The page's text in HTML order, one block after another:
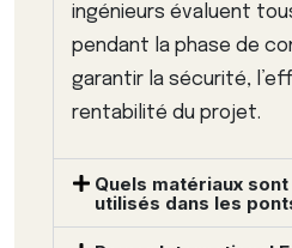
ingénieurs évaluent
pendant la phase de
garantir la sécurité,
rentabilité du projet.
Quels matériaux
utilisés dans les